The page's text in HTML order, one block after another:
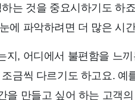
는 것을 중요시하기도 하
에 파악하려면 더 많은 시
, 어디에서 불편함을 느
금씩 다르기도 하고요. 예
만들고 싶어 하는 고객